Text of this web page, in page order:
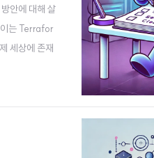
안에 대해 살
는 Terrafor
세상에 존재